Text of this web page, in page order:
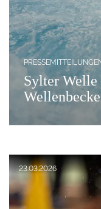
Sylter Welle
Veröffentlicht am:
23.03.2026